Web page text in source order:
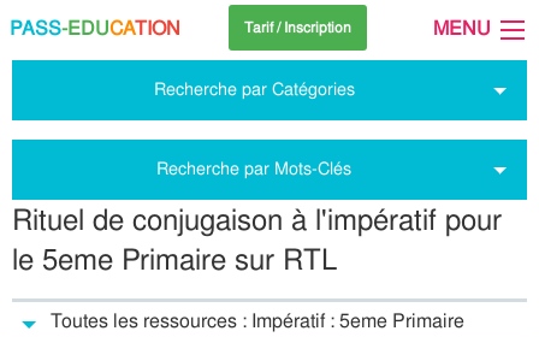
PASS-EDUCATION Tarif / Inscription MENU
Recherche par Catégories
Recherche par Mots-Clés
Rituel de conjugaison à l'impératif pour
le 5eme Primaire sur RTL
Toutes les ressources : Impératif : 5eme Primaire